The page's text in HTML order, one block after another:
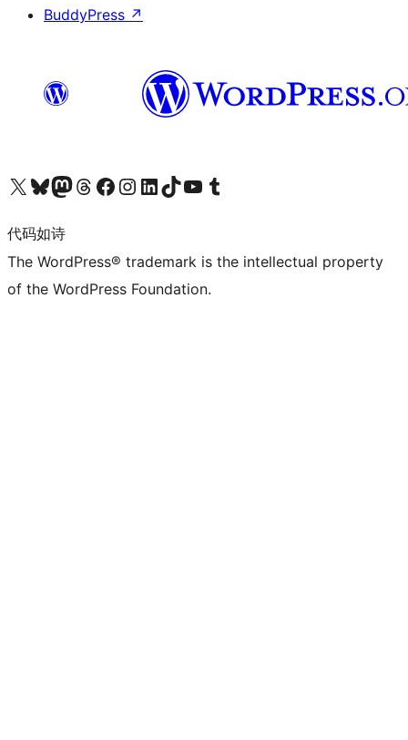
BuddyPress ↗
关注我们的 X（原 Twitter）账号访问我们的 Bluesky 账号关注我们的 Mastodon 账号访问我们的 Threads 账号 访问我们的 Facebook 公共主页关注我们的 Instagram 账号 关注我们的 LinkedIn 主页访问我们的 TikTok 账号访问我们的 YouTube 频道 访问我们的 Tumblr 账号
代码如诗
The WordPress® trademark is the intellectual property
of the WordPress Foundation.